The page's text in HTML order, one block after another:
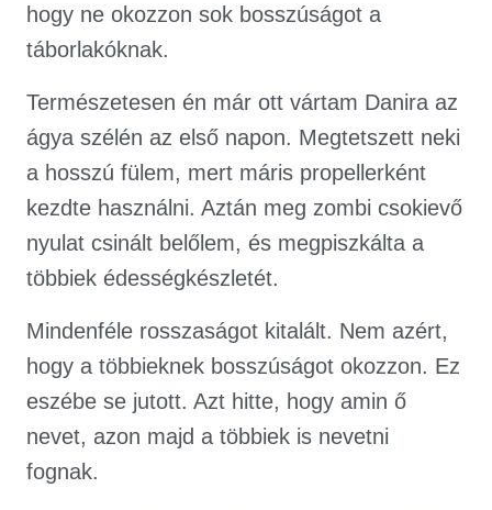
hogy ne okozzon sok bosszúságot a
táborlakóknak.
Természetesen én már ott vártam Danira az
ágya szélén az első napon. Megtetszett neki
a hosszú fülem, mert máris propellerként
kezdte használni. Aztán meg zombi csokievő
nyulat csinált belőlem, és megpiszkálta a
többiek édességkészletét.
Mindenféle rosszaságot kitalált. Nem azért,
hogy a többieknek bosszúságot okozzon. Ez
eszébe se jutott. Azt hitte, hogy amin ő
nevet, azon majd a többiek is nevetni
fognak.